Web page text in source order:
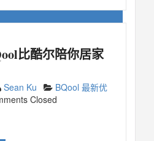
比酷尔陪你居家
Sean Ku
BQool 最新优
Closed